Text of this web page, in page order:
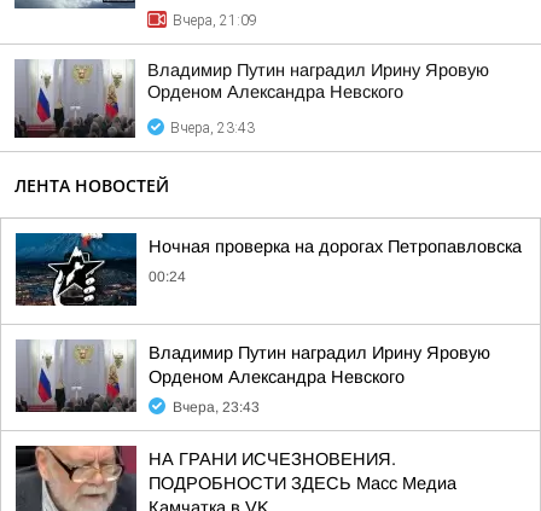
Вчера, 21:09
Владимир Путин наградил Ирину Яровую
Орденом Александра Невского
Вчера, 23:43
ЛЕНТА НОВОСТЕЙ
Ночная проверка на дорогах Петропавловска
00:24
Владимир Путин наградил Ирину Яровую
Орденом Александра Невского
Вчера, 23:43
НА ГРАНИ ИСЧЕЗНОВЕНИЯ.
ПОДРОБНОСТИ ЗДЕСЬ Масс Медиа